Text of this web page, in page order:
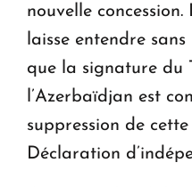
nouvelle
laisse entendre
que la signature du
l’Azerbaïdjan est
suppression de
Déclaration